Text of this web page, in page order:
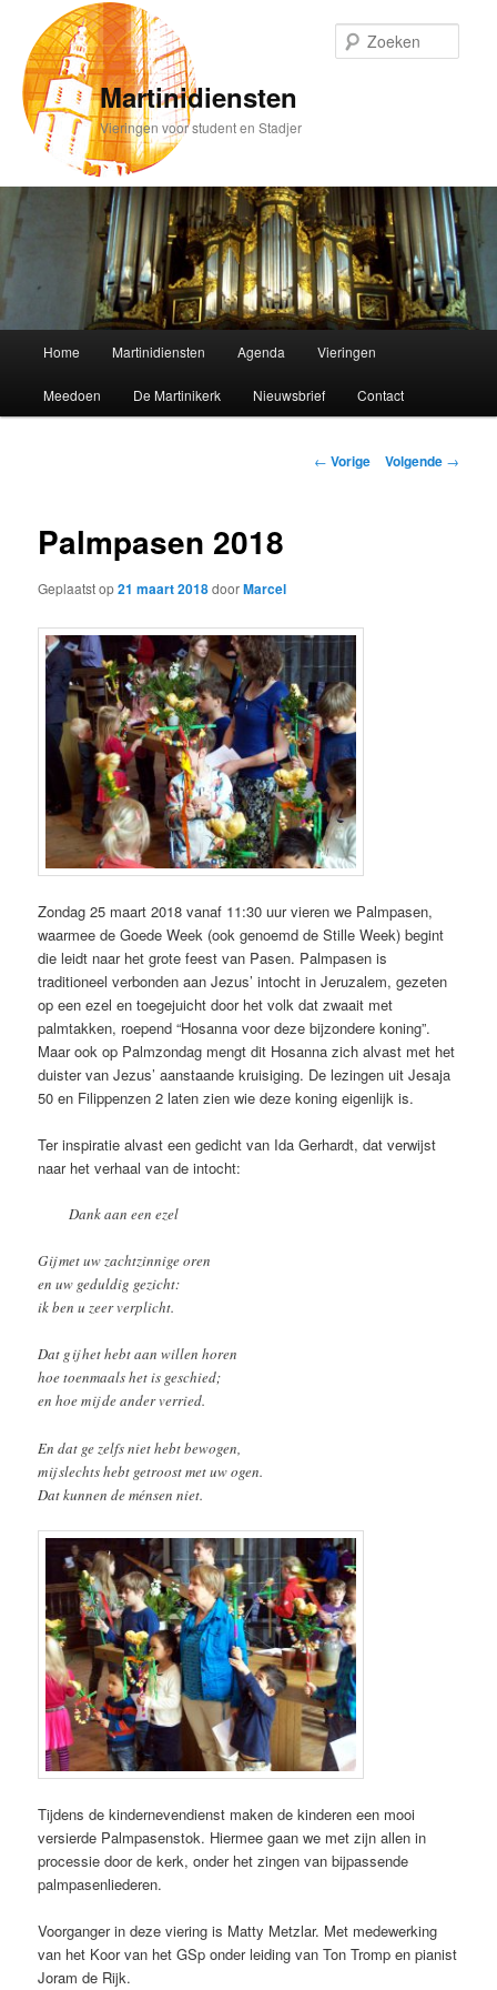
primaire
inhoud
Martinidiensten
Vieringen voor student en Stadjer
Home Martinidiensten Agenda Vieringen
Meedoen De Martinikerk Nieuwsbrief Contact
Bericht
← Vorige Volgende →
Palmpasen 2018
Geplaatst op21 maart 2018doorMarcel
Zondag 25 maart 2018 vanaf 11:30 uur vieren we Palmpasen,
waarmee de Goede Week (ook genoemd de Stille Week) begint
die leidt naar het grote feest van Pasen. Palmpasen is
traditioneel verbonden aan Jezus’ intocht in Jeruzalem, gezeten
op een ezel en toegejuicht door het volk dat zwaait met
palmtakken, roepend “Hosanna voor deze bijzondere koning”.
Maar ook op Palmzondag mengt dit Hosanna zich alvast met het
duister van Jezus’ aanstaande kruisiging. De lezingen uit Jesaja
50 en Filippenzen 2 laten zien wie deze koning eigenlijk is.
Ter inspiratie alvast een gedicht van Ida Gerhardt, dat verwijst
naar het verhaal van de intocht:
Dank aan een ezel
Gij met uw zachtzinnige oren
en uw geduldig gezicht:
ik ben u zeer verplicht.
Dat gij het hebt aan willen horen
hoe toenmaals het is geschied;
en hoe mij de ander verried.
En dat ge zelfs niet hebt bewogen,
mij slechts hebt getroost met uw ogen.
Dat kunnen de ménsen niet.
Tijdens de kindernevendienst maken de kinderen een mooi
versierde Palmpasenstok. Hiermee gaan we met zijn allen in
processie door de kerk, onder het zingen van bijpassende
palmpasenliederen.
Voorganger in deze viering is Matty Metzlar. Met medewerking
van het Koor van het GSp onder leiding van Ton Tromp en pianist
Joram de Rijk.